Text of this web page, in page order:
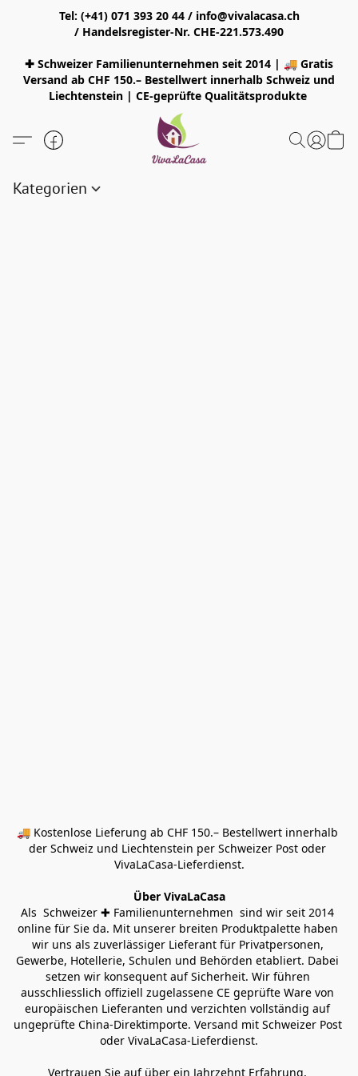
Tel: (+41) 071 393 20 44 / info@vivalacasa.ch
/ Handelsregister-Nr. CHE-221.573.490
✚ Schweizer Familienunternehmen seit 2014 | 🚚 Gratis
Versand ab CHF 150.– Bestellwert innerhalb Schweiz und
Liechtenstein | CE-geprüfte Qualitätsprodukte
Kategorien
🚚 Kostenlose Lieferung ab CHF 150.– Bestellwert innerhalb
der Schweiz und Liechtenstein per Schweizer Post oder
VivaLaCasa-Lieferdienst.
Über VivaLaCasa
Als  Schweizer ✚ Familienunternehmen  sind wir seit 2014
online für Sie da. Mit unserer breiten Produktpalette haben
wir uns als zuverlässiger Lieferant für Privatpersonen,
Gewerbe, Hotellerie, Schulen und Behörden etabliert. Dabei
setzen wir konsequent auf Sicherheit. Wir führen
ausschliesslich offiziell zugelassene CE geprüfte Ware von
europäischen Lieferanten und verzichten vollständig auf
ungeprüfte China-Direktimporte. Versand mit Schweizer Post
oder VivaLaCasa-Lieferdienst.
Vertrauen Sie auf über ein Jahrzehnt Erfahrung,